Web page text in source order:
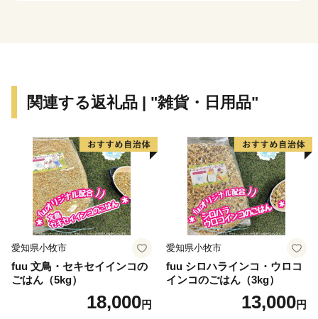
ここはあわら市、幸福な福井県にあるちょっと贅沢なま
〈プライバシーポリシー（個人情報保護方針）につい
て〉
お客様からいただいた個人情報は、あわら市が責任をも
って管理し、関係法令で定められた場合を除き、第三者
に譲渡したり、提供したりすることはございません。な
お、お客様からいただいた個人情報は、商品の発送、事
告、あわら市が主催・出展するふるさと納税関連イベン
関連する返礼品 | "雑貨・日用品"
愛知県小牧市
fuu 文鳥・セキセイインコの
ごはん（5kg）
18,000円
愛知県小牧市
fuu シロハラインコ・ウロコ
インコのごはん（3kg）
13,000円